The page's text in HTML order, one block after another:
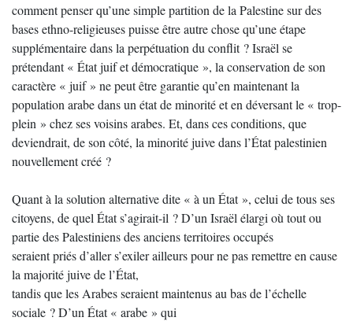
comment penser qu’une simple partition de la Palestine sur des
bases ethno-religieuses puisse être autre chose qu’une étape
supplémentaire dans la perpétuation du conflit ? Israël se
prétendant « État juif et démocratique », la conservation de son
caractère « juif » ne peut être garantie qu’en maintenant la
population arabe dans un état de minorité et en déversant le « trop-
plein » chez ses voisins arabes. Et, dans ces conditions, que
deviendrait, de son côté, la minorité juive dans l’État palestinien
nouvellement créé ?
Quant à la solution alternative dite « à un État », celui de tous ses
citoyens, de quel État s’agirait-il ? D’un Israël élargi où tout ou
partie des Palestiniens des anciens territoires occupés
seraient priés d’aller s’exiler ailleurs pour ne pas remettre en cause
la majorité juive de l’État,
tandis que les Arabes seraient maintenus au bas de l’échelle
sociale ? D’un État « arabe » qui